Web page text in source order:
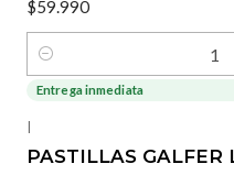
$59.990
Cantidad
Entrega inmediata
|
PASTILLAS GALFER